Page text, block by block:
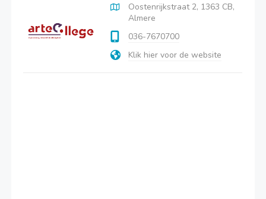
Oostenrijkstraat 2, 1363 CB,
Almere
036-7670700
Klik hier voor de website